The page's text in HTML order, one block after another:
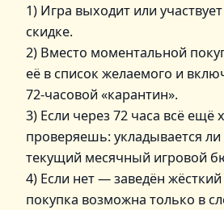
1) Игра выходит или
скидке.
2) Вместо моментальной
её в список желаемого и
72‑часовой «карантин».
3) Если через 72 часа всё ещё
проверяешь: укладывается ли
текущий месячный игровой
4) Если нет — заведён
покупка возможна только в